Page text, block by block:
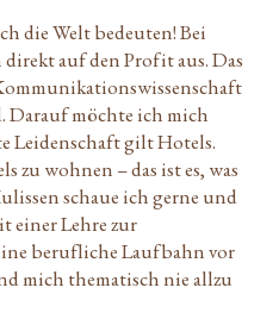
die Welt bedeuten! Bei
auf den Profit aus. Das
Darauf möchte ich mich
Leidenschaft gilt Hotels.
zu wohnen – das ist es, was
schaue ich gerne und
einer Lehre zur
berufliche Laufbahn vor
mich thematisch nie allzu